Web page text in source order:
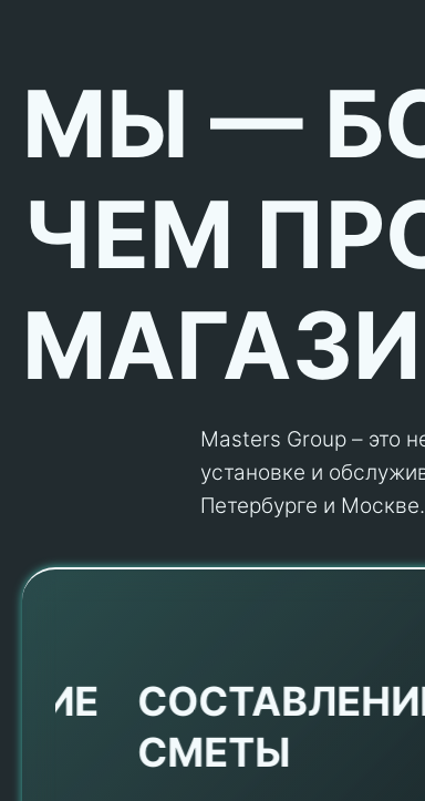
МЫ —
ЧЕМ
Masters Group – это
установке и
Петербурге и Москве.
СОСТАВЛЕНИЕ
СМЕТЫ